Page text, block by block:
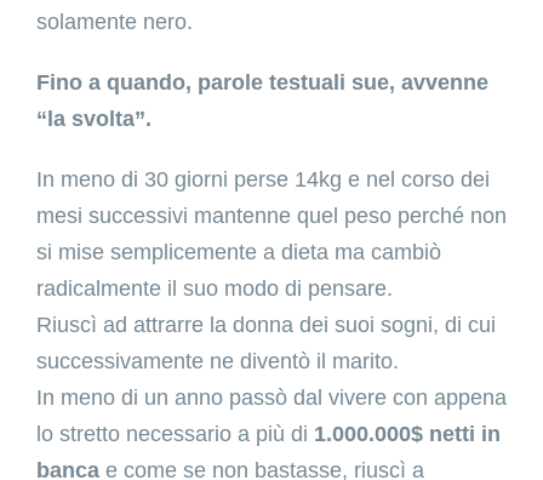
solamente nero.
Fino a quando, parole testuali sue, avvenne
“la svolta”.
In meno di 30 giorni perse 14kg e nel corso dei
mesi successivi mantenne quel peso perché non
si mise semplicemente a dieta ma cambiò
radicalmente il suo modo di pensare.
Riuscì ad attrarre la donna dei suoi sogni, di cui
successivamente ne diventò il marito.
In meno di un anno passò dal vivere con appena
lo stretto necessario a più di 1.000.000$ netti in
banca e come se non bastasse, riuscì a